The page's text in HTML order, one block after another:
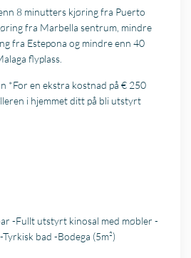
8 minutters kjøring fra Puerto
fra Marbella sentrum, mindre
fra Estepona og mindre enn 40
flyplass.
*For en ekstra kostnad på € 250
i hjemmet ditt på bli utstyrt
-Fullt utstyrt kinosal med møbler -
bad -Bodega (5m²)